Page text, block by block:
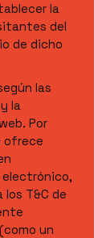
la
del
de dicho
las
la
Por
ofrece
electrónico,
T&C de
un